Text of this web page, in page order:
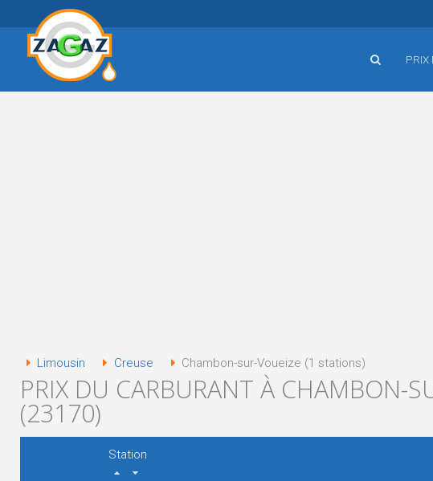
PRIX
Limousin Creuse Chambon-sur-Voueize (1 stations)
PRIX DU CARBURANT À CHAMBON-
(23170)
Station